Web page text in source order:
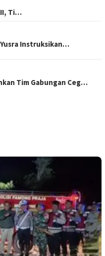
II, Ti…
Yusra Instruksikan…
Tim Gabungan Ceg…